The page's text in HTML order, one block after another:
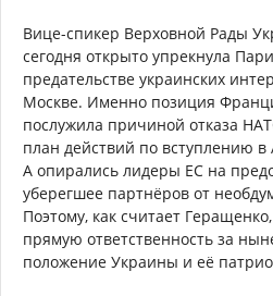
Вице-спикер Верховной Рады
сегодня открыто упрекнула
предательстве украинских
Москве. Именно позиция
послужила причиной отказа
план действий по вступлению в
А опирались лидеры ЕС на
уберегшее партнёров от
Поэтому, как считает
прямую ответственность за
положение Украины и её